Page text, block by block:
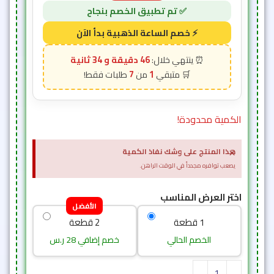
46 دقيقة و 33 ثانية
1
7
الكمية محدودة!
هذا المنتج على وشك نفاذ الكمية
يصعب توافره مجدداً في الوقت الراهن.
×
اختر العرض المناسب
1 قطعة
الخصم الحالي
الأفضل
2 قطعة
خصم إضافي 28 ر.س